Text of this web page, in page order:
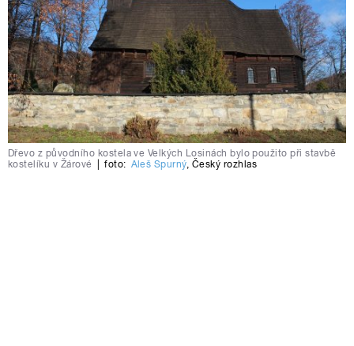
Dřevo z původního kostela ve Velkých Losinách bylo použito při stavbě
kostelíku v Žárové
foto: Aleš Spurný, Český rozhlas